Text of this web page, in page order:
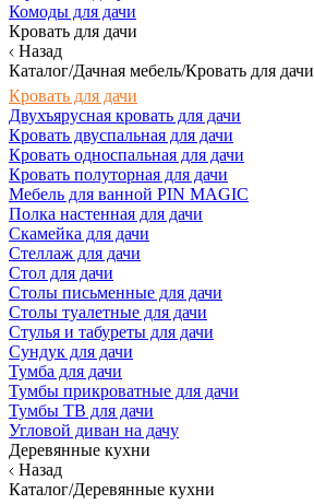
Комоды для дачи
Кровать для дачи
Назад
Каталог/Дачная мебель/Кровать для дачи
Кровать для дачи
Двухъярусная кровать для дачи
Кровать двуспальная для дачи
Кровать односпальная для дачи
Кровать полуторная для дачи
Мебель для ванной PIN MAGIC
Полка настенная для дачи
Скамейка для дачи
Стеллаж для дачи
Стол для дачи
Столы письменные для дачи
Столы туалетные для дачи
Стулья и табуреты для дачи
Сундук для дачи
Тумба для дачи
Тумбы прикроватные для дачи
Тумбы ТВ для дачи
Угловой диван на дачу
Деревянные кухни
Назад
Каталог/Деревянные кухни